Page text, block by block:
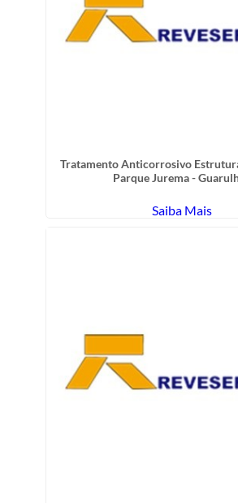
Tratamento Anticorrosivo
Parque Jurema -
Saiba Mais